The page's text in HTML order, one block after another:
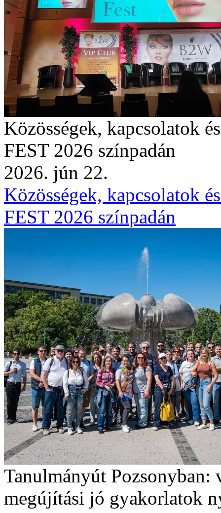
Közösségek, kapcsolatok
FEST 2026 színpadán
2026. jún 22.
Közösségek, kapcsolatok
FEST 2026 színpadán
Tanulmányút Pozsonyban:
megújítási jó gyakorlatok